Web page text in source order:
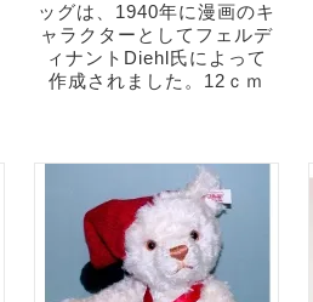
ッグは、1940年に漫画のキ
ャラクターとしてフェルデ
ィナントDiehl氏によって
作成されました。12ｃｍ